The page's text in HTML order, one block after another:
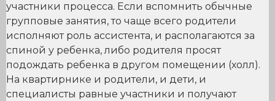
участники процесса. Если вспомнить обычные
групповые занятия, то чаще всего родители
исполняют роль ассистента, и располагаются за
спиной у ребенка, либо родителя просят
подождать ребенка в другом помещении (холл).
На квартирнике и родители, и дети, и
специалисты равные участники и получают